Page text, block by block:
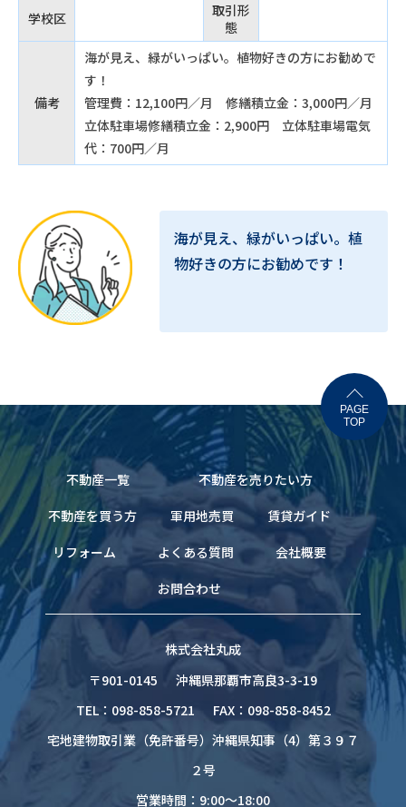
学校区
取引形
態
備考
海が見え、緑がいっぱい。植物好きの方にお勧めで
す！
管理費：12,100円／月 修繕積立金：3,000円／月
立体駐車場修繕積立金：2,900円 立体駐車場電気
代：700円／月
海が見え、緑がいっぱい。植
物好きの方にお勧めです！
不動産一覧
不動産を売りたい方
不動産を買う方
軍用地売買
賃貸ガイド
リフォーム
よくある質問
会社概要
お問合わせ
株式会社丸成
〒901-0145
沖縄県那覇市高良3-3-19
TEL：098-858-5721
FAX：098-858-8452
宅地建物取引業（免許番号）沖縄県知事（4）第３９７
２号
営業時間：9:00～18:00
PAGE
TOP